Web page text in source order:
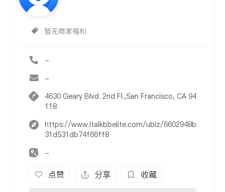
暂无商家福利
-
-
4630 Geary Blvd. 2nd Fl.,San Francisco, CA 94
118
https://www.italkbbelite.com/ubiz/6602948b
31d531db74f66ff8
-
点赞 分享 收藏